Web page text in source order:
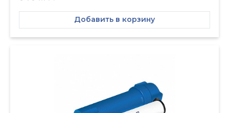
Добавить в корзину